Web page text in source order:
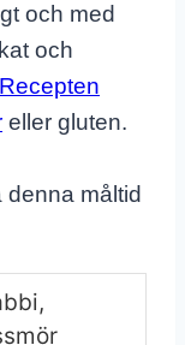
och med
och
Recepten
eller gluten.
måltid